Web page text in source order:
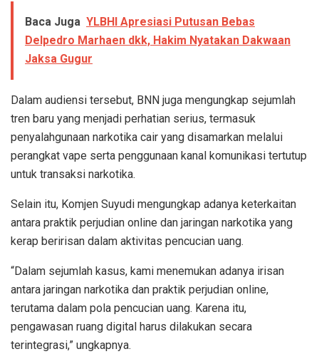
Baca Juga YLBHI Apresiasi Putusan Bebas
Delpedro Marhaen dkk, Hakim Nyatakan Dakwaan
Jaksa Gugur
Dalam audiensi tersebut, BNN juga mengungkap sejumlah
tren baru yang menjadi perhatian serius, termasuk
penyalahgunaan narkotika cair yang disamarkan melalui
perangkat vape serta penggunaan kanal komunikasi tertutup
untuk transaksi narkotika.
Selain itu, Komjen Suyudi mengungkap adanya keterkaitan
antara praktik perjudian online dan jaringan narkotika yang
kerap beririsan dalam aktivitas pencucian uang.
“Dalam sejumlah kasus, kami menemukan adanya irisan
antara jaringan narkotika dan praktik perjudian online,
terutama dalam pola pencucian uang. Karena itu,
pengawasan ruang digital harus dilakukan secara
terintegrasi,” ungkapnya.